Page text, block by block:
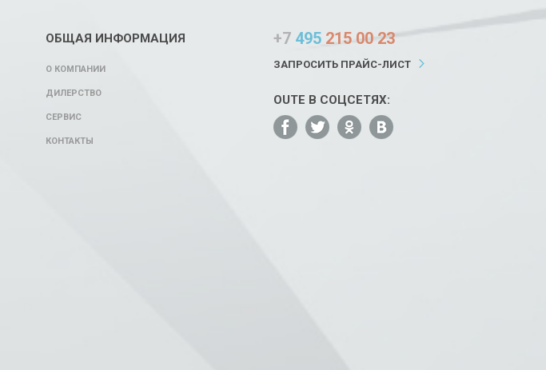
ОБЩАЯ ИНФОРМАЦИЯ
О КОМПАНИИ
ДИЛЕРСТВО
СЕРВИС
КОНТАКТЫ
+7 495 215 00 23
ЗАПРОСИТЬ ПРАЙС-ЛИСТ
OUTE В СОЦСЕТЯХ: